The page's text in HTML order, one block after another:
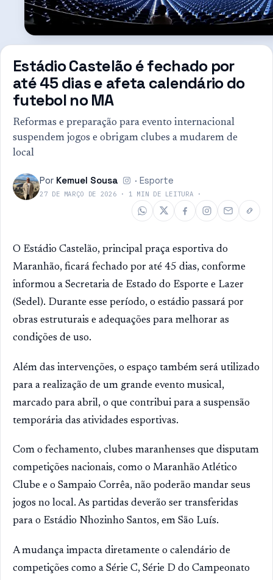
Estádio Castelão é fechado por
até 45 dias e afeta calendário do
futebol no MA
Reformas e preparação para evento internacional
suspendem jogos e obrigam clubes a mudarem de
local
Por Kemuel Sousa ·Esporte
27 DE MARÇO DE 2026 · 1 MIN DE LEITURA ·
O Estádio Castelão, principal praça esportiva do
Maranhão, ficará fechado por até 45 dias, conforme
informou a Secretaria de Estado do Esporte e Lazer
(Sedel). Durante esse período, o estádio passará por
obras estruturais e adequações para melhorar as
condições de uso.
Além das intervenções, o espaço também será utilizado
para a realização de um grande evento musical,
marcado para abril, o que contribui para a suspensão
temporária das atividades esportivas.
Com o fechamento, clubes maranhenses que disputam
competições nacionais, como o Maranhão Atlético
Clube e o Sampaio Corrêa, não poderão mandar seus
jogos no local. As partidas deverão ser transferidas
para o Estádio Nhozinho Santos, em São Luís.
A mudança impacta diretamente o calendário de
competições como a Série C, Série D do Campeonato